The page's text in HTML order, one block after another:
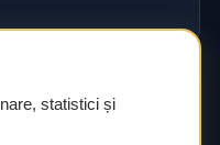
alegerea pieselor
statistici și